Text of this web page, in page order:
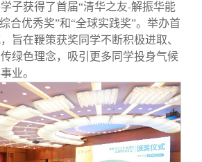
子获得了首届“清华之友-解振华能
合优秀奖”和“全球实践奖”。举办首
旨在鞭策获奖同学不断积极进取、
绿色理念，吸引更多同学投身气候
业。